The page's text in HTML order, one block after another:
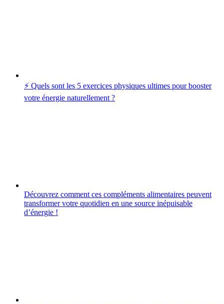
⚡️ Quels sont les 5 exercices physiques ultimes pour booster
votre énergie naturellement ?
Découvrez comment ces compléments alimentaires peuvent
transformer votre quotidien en une source inépuisable
d’énergie !